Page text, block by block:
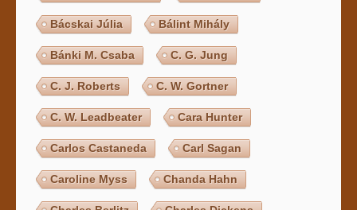
Bácskai Júlia Bálint Mihály
Bánki M. Csaba C. G. Jung
C. J. Roberts C. W. Gortner
C. W. Leadbeater Cara Hunter
Carlos Castaneda Carl Sagan
Caroline Myss Chanda Hahn